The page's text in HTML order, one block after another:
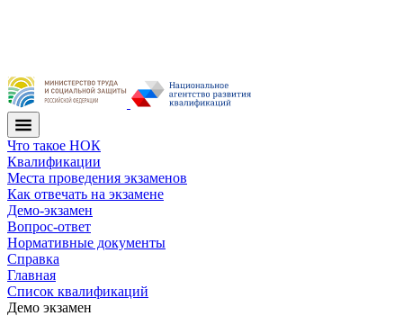
Что такое НОК
Квалификации
Места проведения экзаменов
Как отвечать на экзамене
Демо-экзамен
Вопрос-ответ
Нормативные документы
Справка
Главная
Список квалификаций
Демо экзамен